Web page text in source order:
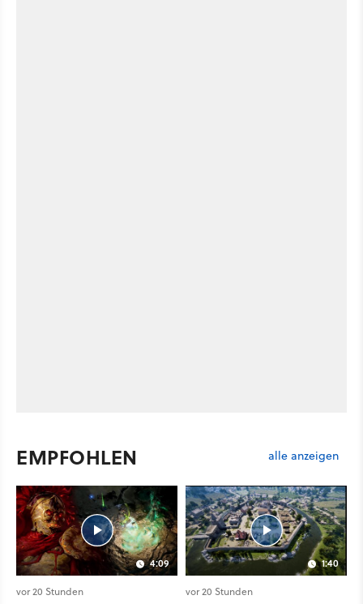
EMPFOHLEN alle anzeigen
4:09
vor 20 Stunden
1:40
vor 20 Stunden